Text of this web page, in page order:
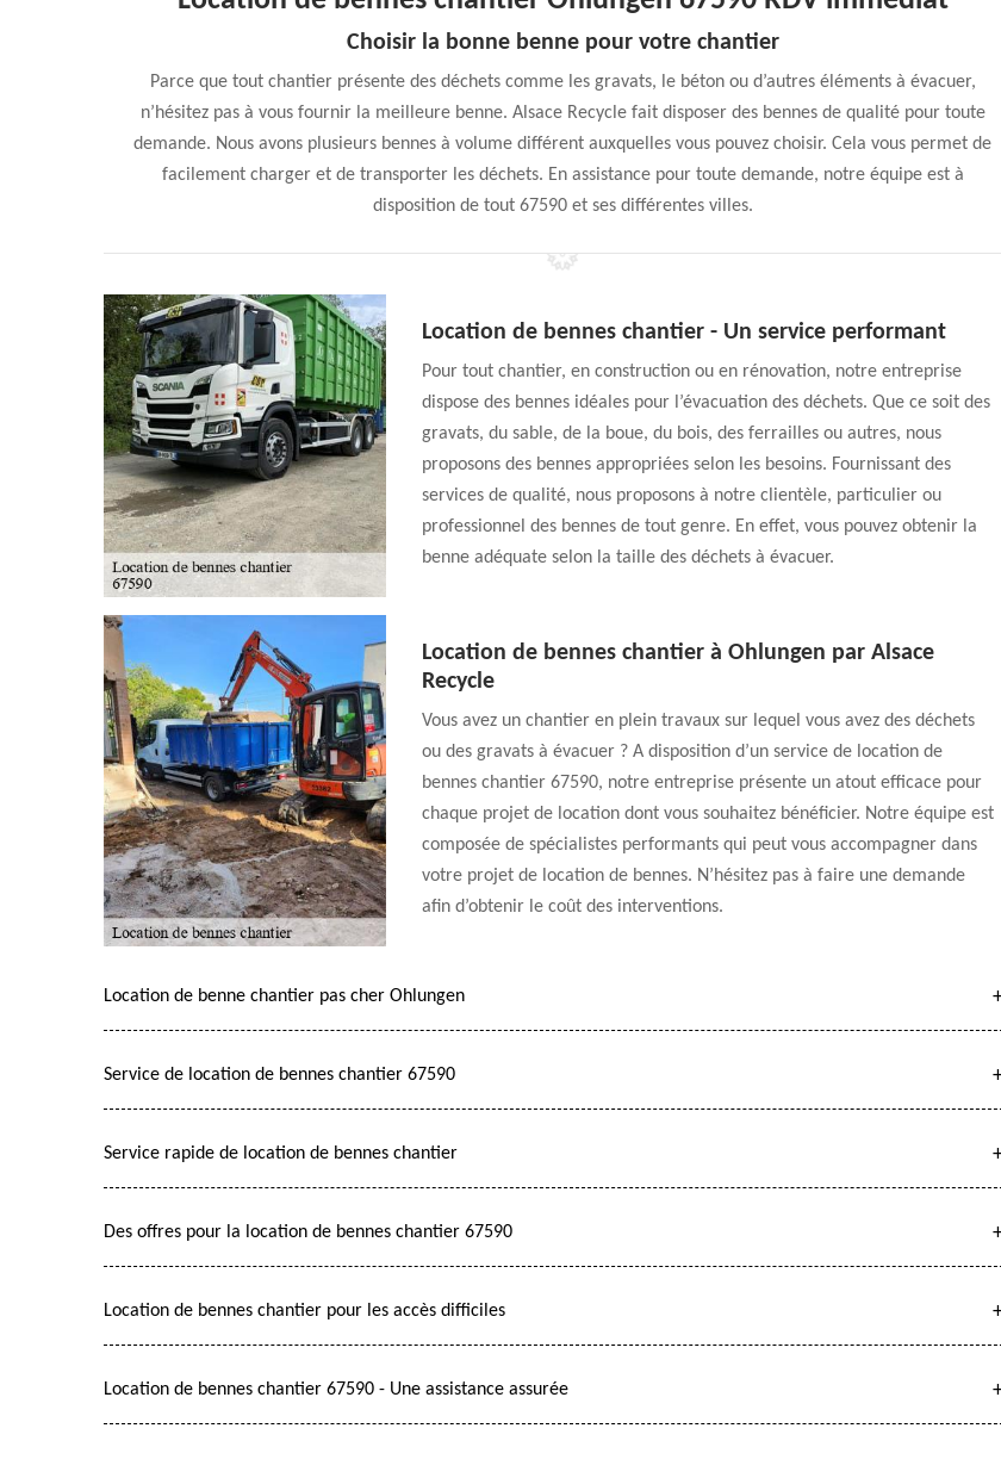
Choisir la bonne benne pour votre chantier
Parce que tout chantier présente des déchets comme les gravats, le béton ou d’autres éléments à évacuer,
n’hésitez pas à vous fournir la meilleure benne. Alsace Recycle fait disposer des bennes de qualité pour toute
demande. Nous avons plusieurs bennes à volume différent auxquelles vous pouvez choisir. Cela vous permet de
facilement charger et de transporter les déchets. En assistance pour toute demande, notre équipe est à
disposition de tout 67590 et ses différentes villes.
Location de bennes chantier - Un service performant
Pour tout chantier, en construction ou en rénovation, notre entreprise
dispose des bennes idéales pour l’évacuation des déchets. Que ce soit des
gravats, du sable, de la boue, du bois, des ferrailles ou autres, nous
proposons des bennes appropriées selon les besoins. Fournissant des
services de qualité, nous proposons à notre clientèle, particulier ou
professionnel des bennes de tout genre. En effet, vous pouvez obtenir la
benne adéquate selon la taille des déchets à évacuer.
Location de bennes chantier à Ohlungen par Alsace
Recycle
Vous avez un chantier en plein travaux sur lequel vous avez des déchets
ou des gravats à évacuer ? A disposition d’un service de location de
bennes chantier 67590, notre entreprise présente un atout efficace pour
chaque projet de location dont vous souhaitez bénéficier. Notre équipe est
composée de spécialistes performants qui peut vous accompagner dans
votre projet de location de bennes. N’hésitez pas à faire une demande
afin d’obtenir le coût des interventions.
Location de benne chantier pas cher Ohlungen
Service de location de bennes chantier 67590
Service rapide de location de bennes chantier
Des offres pour la location de bennes chantier 67590
Location de bennes chantier pour les accès difficiles
Location de bennes chantier 67590 - Une assistance assurée